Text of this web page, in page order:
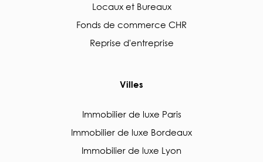
Locaux et Bureaux
Fonds de commerce CHR
Reprise d'entreprise
Villes
Immobilier de luxe Paris
Immobilier de luxe Bordeaux
Immobilier de luxe Lyon